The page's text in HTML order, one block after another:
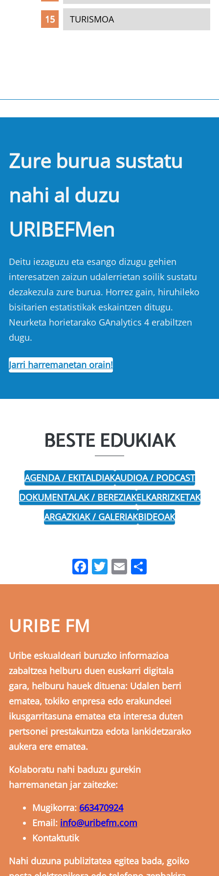
TURISMOA
Zure burua sustatu
nahi al duzu
URIBEFMen
Deitu iezaguzu eta esango dizugu gehien
interesatzen zaizun udalerrietan soilik sustatu
dezakezula zure burua. Horrez gain, hiruhileko
bisitarien estatistikak eskaintzen ditugu.
Neurketa horietarako GAnalytics 4 erabiltzen
dugu.
Jarri harremanetan orain!
BESTE EDUKIAK
AGENDA / EKITALDIAKAUDIOA / PODCAST
DOKUMENTALAK / BEREZIAKELKARRIZKETAK
ARGAZKIAK / GALERIAKBIDEOAK
Facebook
Twitter
Email
URIBE FM
Uribe eskualdeari buruzko informazioa
zabaltzea helburu duen euskarri digitala
gara, helburu hauek dituena: Udalen berri
ematea, tokiko enpresa edo erakundeei
ikusgarritasuna ematea eta interesa duten
pertsonei prestakuntza edota lankidetzarako
aukera ere ematea.
Kolaboratu nahi baduzu gurekin
harremanetan jar zaitezke:
Mugikorra: 663470924
Email: info@uribefm.com
Kontaktutik
Nahi duzuna publizitatea egitea bada, goiko